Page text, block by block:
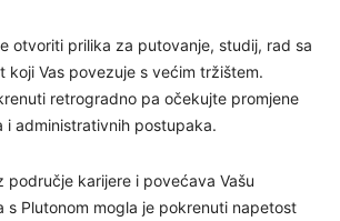
otvoriti prilika za putovanje, studij, rad sa
koji Vas povezuje s većim tržištem.
retrogradno pa očekujte promjene
i administrativnih postupaka.
područje karijere i povećava Vašu
s Plutonom mogla je pokrenuti napetost